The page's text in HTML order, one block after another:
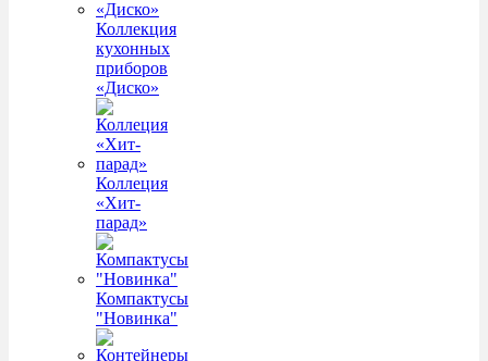
Коллекция
кухонных
приборов
«Диско»
Коллеция
«Хит-
парад»
Компактусы
"Новинка"